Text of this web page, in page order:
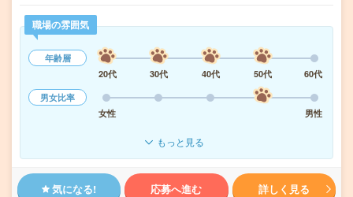
職場の雰囲気
年齢層
20代
30代 40代 50代
60代
男女比率
女性
男性
もっと見る
気になる! 応募へ進む 詳しく見る